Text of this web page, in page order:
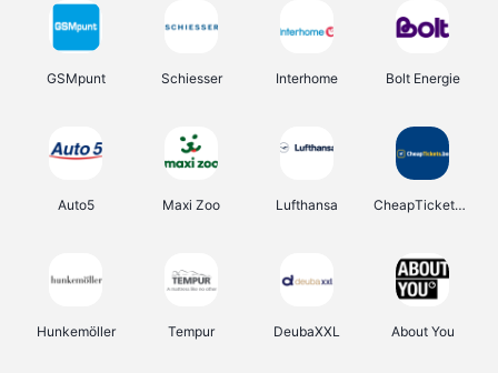
GSMpunt Schiesser Interhome Bolt Energie
Auto5 Maxi Zoo Lufthansa CheapTickets.be
Hunkemöller Tempur DeubaXXL About You